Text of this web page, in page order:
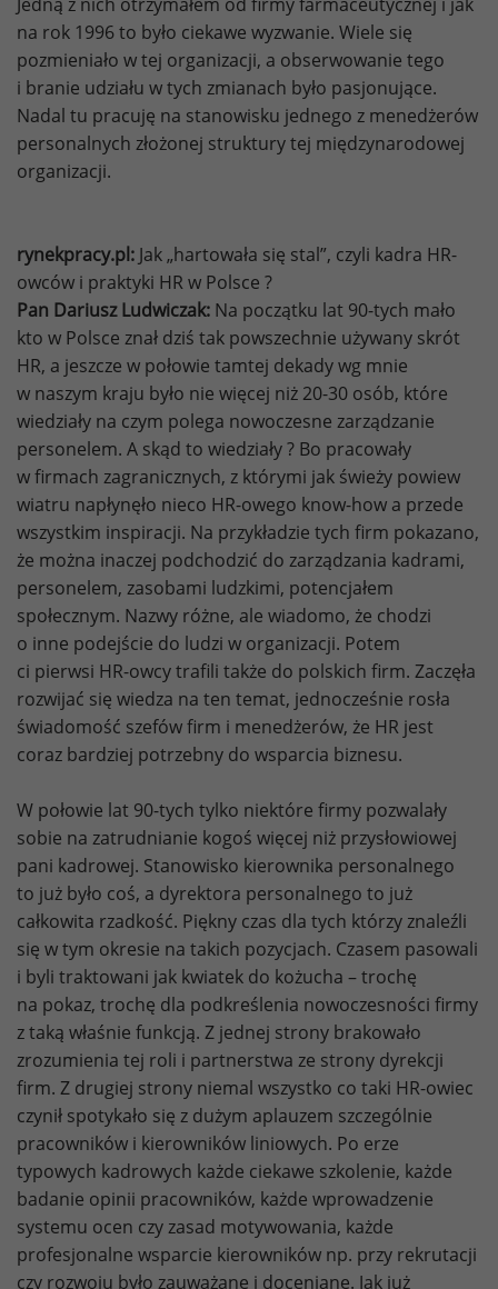
na rok 1996 to było ciekawe wyzwanie. Wiele się
pozmieniało w tej organizacji, a obserwowanie tego
i branie udziału w tych zmianach było pasjonujące.
Nadal tu pracuję na stanowisku jednego z menedżerów
personalnych złożonej struktury tej międzynarodowej
organizacji.
rynekpracy.pl: Jak „hartowała się stal”, czyli kadra HR-
owców i praktyki HR w Polsce ?
Pan Dariusz Ludwiczak: Na początku lat 90-tych mało
kto w Polsce znał dziś tak powszechnie używany skrót
HR, a jeszcze w połowie tamtej dekady wg mnie
w naszym kraju było nie więcej niż 20-30 osób, które
wiedziały na czym polega nowoczesne zarządzanie
personelem. A skąd to wiedziały ? Bo pracowały
w firmach zagranicznych, z którymi jak świeży powiew
wiatru napłynęło nieco HR-owego know-how a przede
wszystkim inspiracji. Na przykładzie tych firm pokazano,
że można inaczej podchodzić do zarządzania kadrami,
personelem, zasobami ludzkimi, potencjałem
społecznym. Nazwy różne, ale wiadomo, że chodzi
o inne podejście do ludzi w organizacji. Potem
ci pierwsi HR-owcy trafili także do polskich firm. Zaczęła
rozwijać się wiedza na ten temat, jednocześnie rosła
świadomość szefów firm i menedżerów, że HR jest
coraz bardziej potrzebny do wsparcia biznesu.
W połowie lat 90-tych tylko niektóre firmy pozwalały
sobie na zatrudnianie kogoś więcej niż przysłowiowej
pani kadrowej. Stanowisko kierownika personalnego
to już było coś, a dyrektora personalnego to już
całkowita rzadkość. Piękny czas dla tych którzy znaleźli
się w tym okresie na takich pozycjach. Czasem pasowali
i byli traktowani jak kwiatek do kożucha – trochę
na pokaz, trochę dla podkreślenia nowoczesności firmy
z taką właśnie funkcją. Z jednej strony brakowało
zrozumienia tej roli i partnerstwa ze strony dyrekcji
firm. Z drugiej strony niemal wszystko co taki HR-owiec
czynił spotykało się z dużym aplauzem szczególnie
pracowników i kierowników liniowych. Po erze
typowych kadrowych każde ciekawe szkolenie, każde
badanie opinii pracowników, każde wprowadzenie
systemu ocen czy zasad motywowania, każde
profesjonalne wsparcie kierowników np. przy rekrutacji
czy rozwoju było zauważane i doceniane. Jak już